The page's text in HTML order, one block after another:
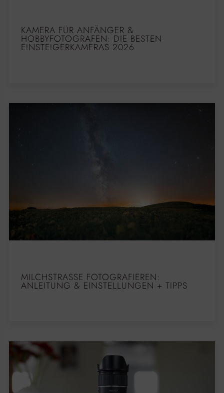
KAMERA FÜR ANFÄNGER &
HOBBYFOTOGRAFEN: DIE BESTEN
EINSTEIGERKAMERAS 2026
MILCHSTRASSE FOTOGRAFIEREN: A
NLEITUNG & EINSTELLUNGEN + TIPPS